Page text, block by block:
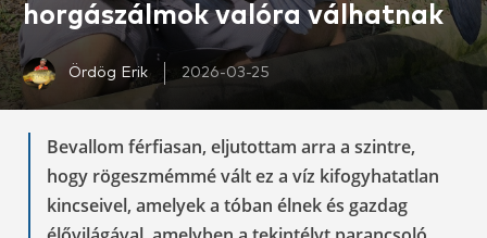
horgászálmok valóra válhatnak
Ördög Erik 2026-03-25
Bevallom férfiasan, eljutottam arra a szintre,
hogy rögeszmémmé vált ez a víz kifogyhatatlan
kincseivel, amelyek a tóban élnek és gazdag